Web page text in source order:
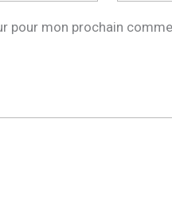
pour mon prochain